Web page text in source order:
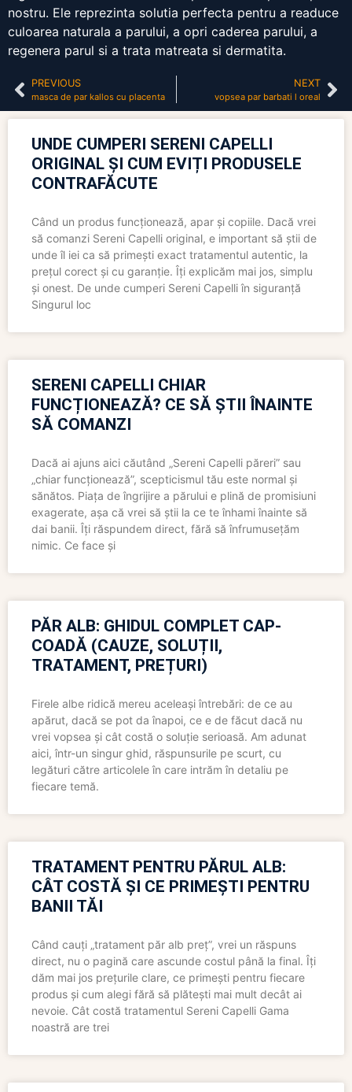
nostru. Ele reprezinta solutia perfecta pentru a readuce
culoarea naturala a parului, a opri caderea parului, a
regenera parul si a trata matreata si dermatita.
PREVIOUS
masca de par kallos cu placenta
NEXT
vopsea par barbati l oreal
UNDE CUMPERI SERENI CAPELLI
ORIGINAL ȘI CUM EVIȚI PRODUSELE
CONTRAFĂCUTE
Când un produs funcționează, apar și copiile. Dacă vrei
să comanzi Sereni Capelli original, e important să știi de
unde îl iei ca să primești exact tratamentul autentic, la
prețul corect și cu garanție. Îți explicăm mai jos, simplu
și onest. De unde cumperi Sereni Capelli în siguranță
Singurul loc
SERENI CAPELLI CHIAR
FUNCȚIONEAZĂ? CE SĂ ȘTII ÎNAINTE
SĂ COMANZI
Dacă ai ajuns aici căutând „Sereni Capelli păreri” sau
„chiar funcționează”, scepticismul tău este normal și
sănătos. Piața de îngrijire a părului e plină de promisiuni
exagerate, așa că vrei să știi la ce te înhami înainte să
dai banii. Îți răspundem direct, fără să înfrumusețăm
nimic. Ce face și
PĂR ALB: GHIDUL COMPLET CAP-
COADĂ (CAUZE, SOLUȚII,
TRATAMENT, PREȚURI)
Firele albe ridică mereu aceleași întrebări: de ce au
apărut, dacă se pot da înapoi, ce e de făcut dacă nu
vrei vopsea și cât costă o soluție serioasă. Am adunat
aici, într-un singur ghid, răspunsurile pe scurt, cu
legături către articolele în care intrăm în detaliu pe
fiecare temă.
TRATAMENT PENTRU PĂRUL ALB:
CÂT COSTĂ ȘI CE PRIMEȘTI PENTRU
BANII TĂI
Când cauți „tratament păr alb preț”, vrei un răspuns
direct, nu o pagină care ascunde costul până la final. Îți
dăm mai jos prețurile clare, ce primești pentru fiecare
produs și cum alegi fără să plătești mai mult decât ai
nevoie. Cât costă tratamentul Sereni Capelli Gama
noastră are trei